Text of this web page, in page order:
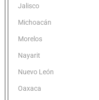
Jalisco
Michoacán
Morelos
Nayarit
Nuevo León
Oaxaca